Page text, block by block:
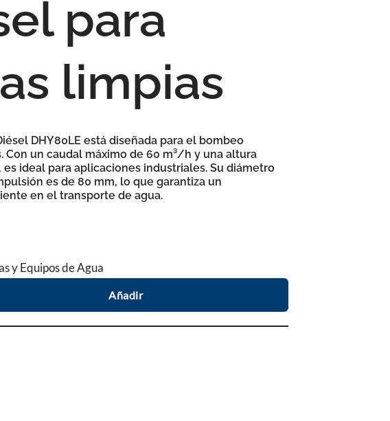
para
limpias
DHY80LE está diseñada para el bombeo
. Con uncaudal máximo de 60 m³/h y unaaltura
, es ideal para aplicaciones industriales. Sudiámetro
es de 80 mm, lo que garantiza un
en el transporte de agua.
y Equipos de Agua
Añadir